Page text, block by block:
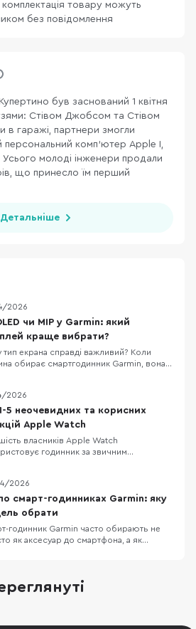
товару можуть
без повідомлення
був заснований 1 квітня
Стівом Джобсом та Стівом
гаражі, партнери змогли
персональний комп’ютер Apple I,
молоді інженери продали
що принесло їм перший
Детальніше
2026
чи MIP у Garmin: який
краще вибрати?
екрана справді важливий? Коли
обирає смартгодинник Garmin, вона
наскільки комфортно читати екран
як часто доведеться заряджати
і чи буде зручно користуватися ним
— у
2026
5 неочевидних та корисних
Apple Watch
власників Apple Watch
годинник за звичним
активності. Але насправді сучасний
Watch давно вийшов за межі "другого
iPhone". Сьогодні це пристрій,
може допомагати зі здор
2026
смарт-годинниках Garmin: яку
обрати
годинник Garmin часто обирають не
як аксесуар до смартфона, а як
базової активності. Іншому — модель
з GPS, тренувальними підказками та